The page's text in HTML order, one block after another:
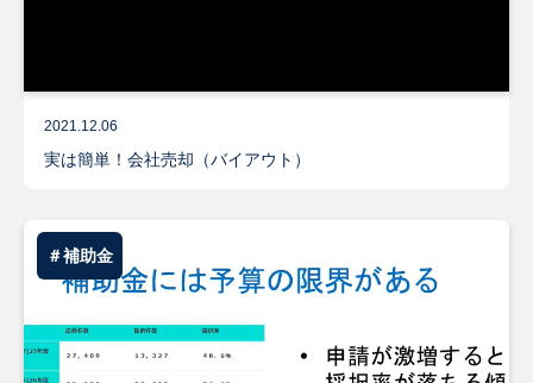
2021.12.06
実は簡単！会社売却（バイアウト）
＃補助金